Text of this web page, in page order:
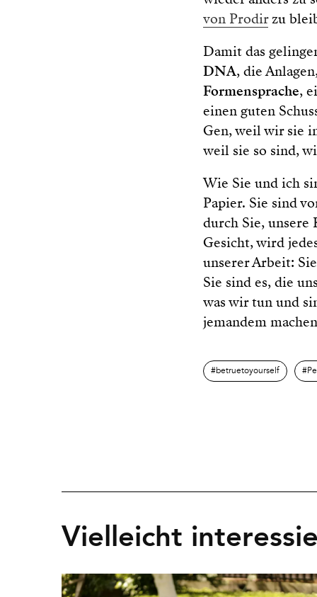
von Prodirzu
Damit das
DNA, die
Formensprache,
einen guten
Gen, weil wir sie
weil sie so sind,
Wie Sie und ich
Papier. Sie sind
durch Sie, unsere
Gesicht, wird
unserer Arbeit:
Sie sind es, die
was wir tun und
jemandem
betruetoyourself
Vielleicht